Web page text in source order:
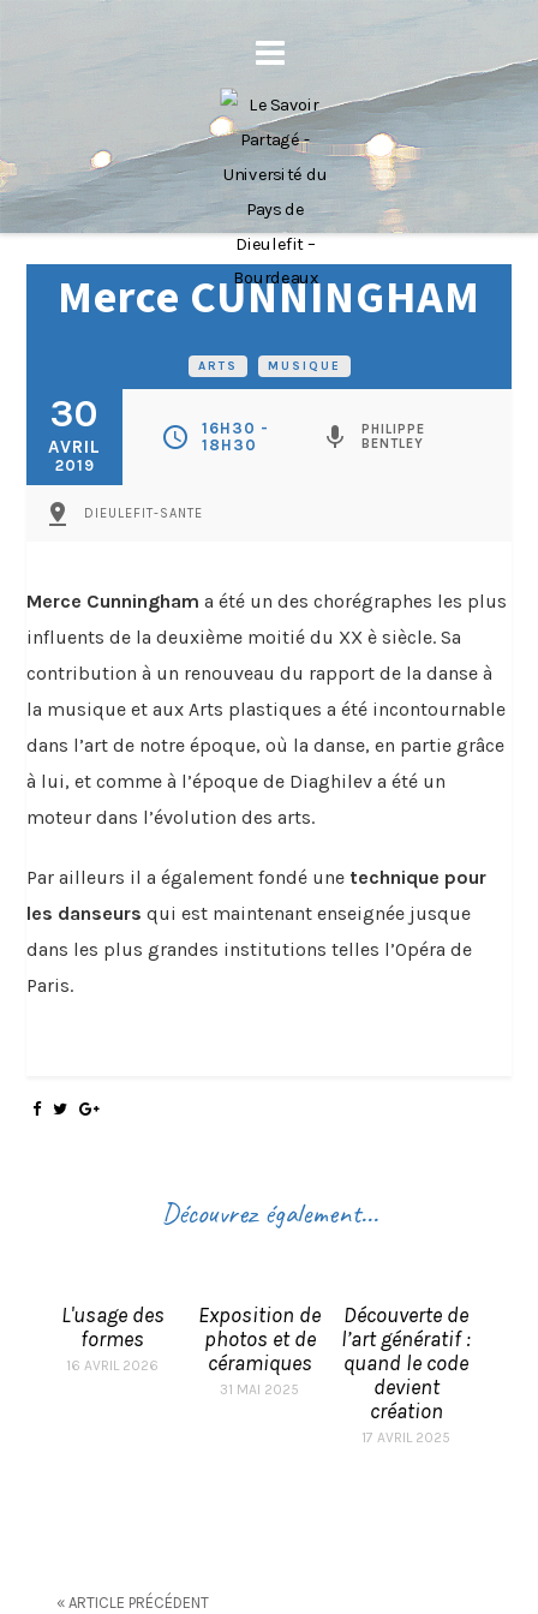
ARTS MUSIQUE
Merce CUNNINGHAM
30
AVRIL
2019
schedule
16H30 -
18H30
mic
PHILIPPE
BENTLEY
pin_drop DIEULEFIT-SANTE
Merce Cunningham a été un des chorégraphes les plus
influents de la deuxième moitié du XX è siècle. Sa
contribution à un renouveau du rapport de la danse à
la musique et aux Arts plastiques a été incontournable
dans l’art de notre époque, où la danse, en partie grâce
à lui, et comme à l’époque de Diaghilev a été un
moteur dans l’évolution des arts.
Par ailleurs il a également fondé une technique pour
les danseurs qui est maintenant enseignée jusque
dans les plus grandes institutions telles l’Opéra de
Paris.
Découvrez également...
L'usage des
formes
16 AVRIL 2026
Exposition de
photos et de
céramiques
31 MAI 2025
Découverte de
l’art génératif :
quand le code
devient
création
17 AVRIL 2025
« ARTICLE PRÉCÉDENT